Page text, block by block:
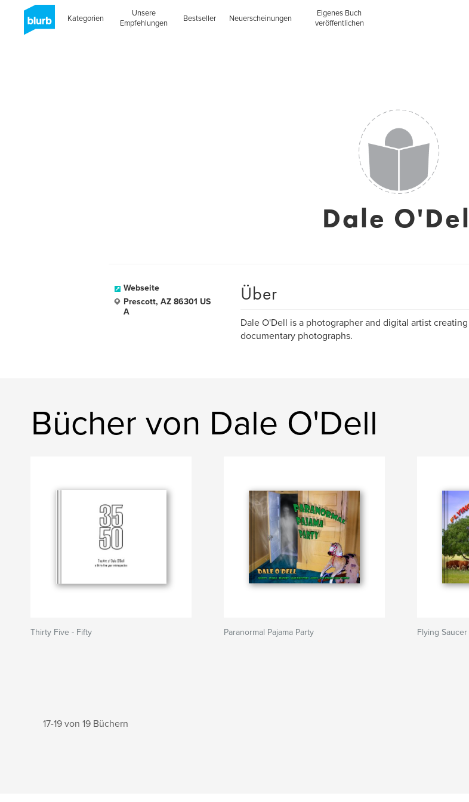
Kategorien
Unsere
Empfehlungen
Bestseller Neuerscheinungen
Eigenes Buch
veröffentlichen
Dale
Webseite
Prescott, AZ 86301 US
A
Über
Dale O'Dell is a photographer and digital artist
documentary photographs.
Bücher von Dale O'Dell
Thirty Five - Fifty Paranormal Pajama Party Flying Saucer
17-19 von 19 Büchern